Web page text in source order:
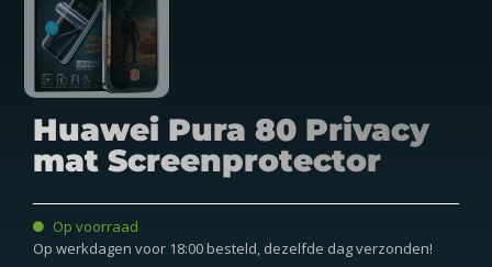
Huawei Pura 80 Privacy
mat Screenprotector
Op voorraad
Op werkdagen voor 18:00 besteld, dezelfde dag verzonden!